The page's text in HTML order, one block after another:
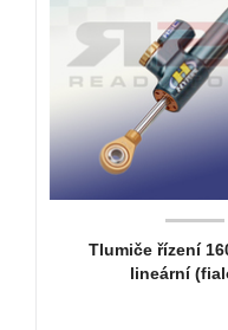
Tlumiče řízení
lineární